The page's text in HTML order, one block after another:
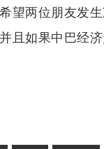
望两位朋友发
且如果中巴经